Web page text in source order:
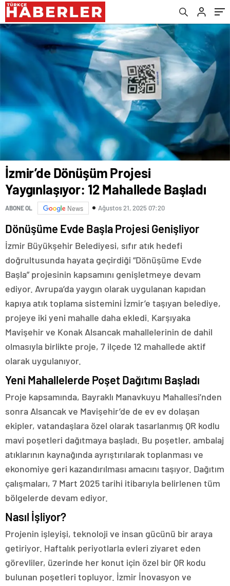
İzmir’de Dönüşüm Projesi
Yaygınlaşıyor: 12 Mahallede Başladı
ABONE OL News Ağustos 21, 2025 07:20
Dönüşüme Evde Başla Projesi Genişliyor
İzmir Büyükşehir Belediyesi, sıfır atık hedefi
doğrultusunda hayata geçirdiği “Dönüşüme Evde
Başla” projesinin kapsamını genişletmeye devam
ediyor. Avrupa’da yaygın olarak uygulanan kapıdan
kapıya atık toplama sistemini İzmir’e taşıyan belediye,
projeye iki yeni mahalle daha ekledi. Karşıyaka
Mavişehir ve Konak Alsancak mahallelerinin de dahil
olmasıyla birlikte proje, 7 ilçede 12 mahallede aktif
olarak uygulanıyor.
Yeni Mahallelerde Poşet Dağıtımı Başladı
Proje kapsamında, Bayraklı Manavkuyu Mahallesi’nden
sonra Alsancak ve Mavişehir’de de ev ev dolaşan
ekipler, vatandaşlara özel olarak tasarlanmış QR kodlu
mavi poşetleri dağıtmaya başladı. Bu poşetler, ambalaj
atıklarının kaynağında ayrıştırılarak toplanması ve
ekonomiye geri kazandırılması amacını taşıyor. Dağıtım
çalışmaları, 7 Mart 2025 tarihi itibarıyla belirlenen tüm
bölgelerde devam ediyor.
Nasıl İşliyor?
Projenin işleyişi, teknoloji ve insan gücünü bir araya
getiriyor. Haftalık periyotlarla evleri ziyaret eden
görevliler, üzerinde her konut için özel bir QR kodu
bulunan poşetleri topluyor. İzmir İnovasyon ve